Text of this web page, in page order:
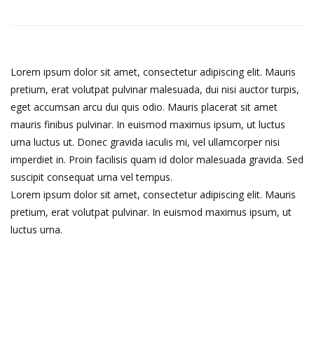
Lorem ipsum dolor sit amet, consectetur adipiscing elit. Mauris
pretium, erat volutpat pulvinar malesuada, dui nisi auctor turpis,
eget accumsan arcu dui quis odio. Mauris placerat sit amet
mauris finibus pulvinar. In euismod maximus ipsum, ut luctus
urna luctus ut. Donec gravida iaculis mi, vel ullamcorper nisi
imperdiet in. Proin facilisis quam id dolor malesuada gravida. Sed
suscipit consequat urna vel tempus.
Lorem ipsum dolor sit amet, consectetur adipiscing elit. Mauris
pretium, erat volutpat pulvinar. In euismod maximus ipsum, ut
luctus urna.